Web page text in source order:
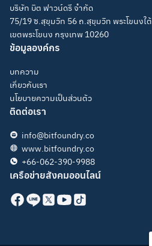
บริษัท บิต ฟาวน์ดรี จำกัด
75/19 ซ.สุขุมวิท 56 ถ.สุขุมวิท พระโขนงใต้
เขตพระโขนง กรุงเทพ 10260
ข้อมูลองค์กร
บทความ
เกี่ยวกับเรา
นโยบายความเป็นส่วนตัว
ติดต่อเรา
info@bitfoundry.co
www.bitfoundry.co
+66-062-390-9988
เครือข่ายสังคมออนไลน์